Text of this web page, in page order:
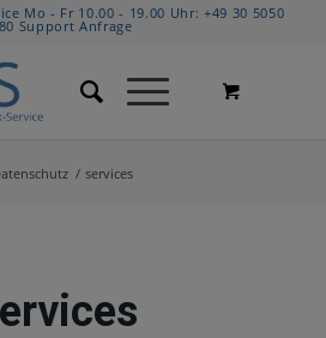
Mo - Fr 10.00 - 19.00 Uhr:+49 30 5050
Support Anfrage
/ services